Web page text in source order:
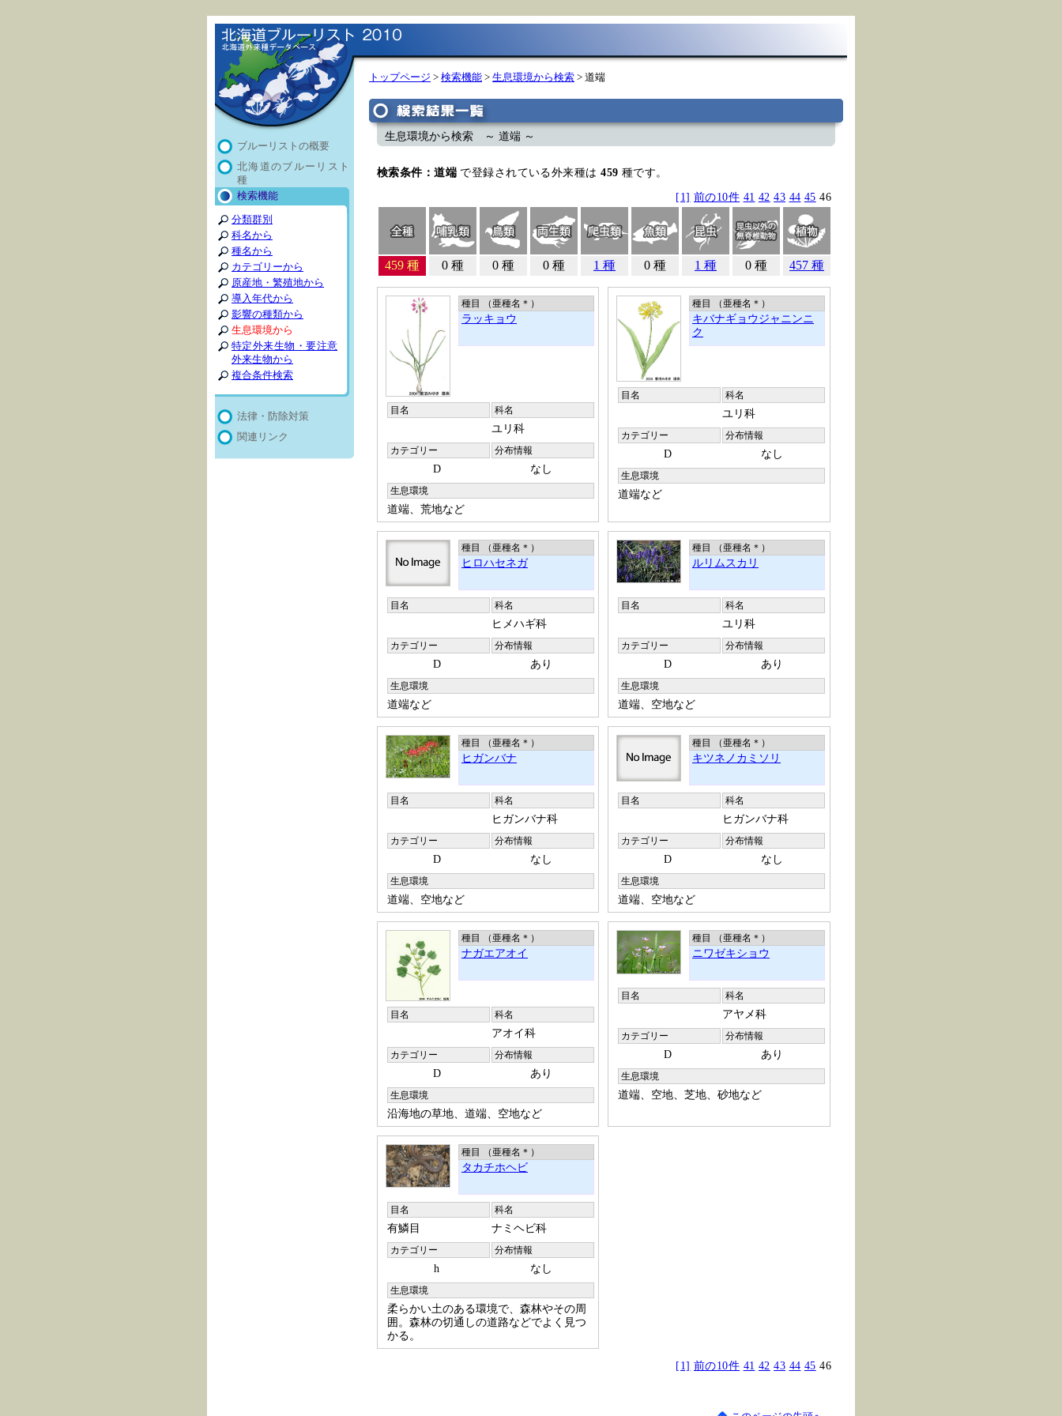
ブルーリストの概要
北海道のブルーリスト
種
検索機能
分類群別
科名から
種名から
カテゴリーから
原産地・繁殖地から
導入年代から
影響の種類から
生息環境から
特定外来生物・要注意
外来生物から
複合条件検索
法律・防除対策
関連リンク
トップページ > 検索機能 > 生息環境から検索 > 道端
生息環境から検索 ～ 道端 ～
検索条件：道端 で登録されている外来種は459 種です。
[1] 前の10件 41 42 43 44 45 46
459 種 0 種 0 種 0 種 1 種 0 種 1 種 0 種 457 種
種目 （亜種名 ＊ ）
ラッキョウ
目名 科名
ユリ科
カテゴリー
D
分布情報
なし
生息環境
道端、荒地など
種目 （亜種名 ＊ ）
キバナギョウジャニンニ
ク
目名 科名
ユリ科
カテゴリー
D
分布情報
なし
生息環境
道端など
種目 （亜種名 ＊ ）
ヒロハセネガ
目名 科名
ヒメハギ科
カテゴリー
D
分布情報
あり
生息環境
道端など
種目 （亜種名 ＊ ）
ルリムスカリ
目名 科名
ユリ科
カテゴリー
D
分布情報
あり
生息環境
道端、空地など
種目 （亜種名 ＊ ）
ヒガンバナ
目名 科名
ヒガンバナ科
カテゴリー
D
分布情報
なし
生息環境
道端、空地など
種目 （亜種名 ＊ ）
キツネノカミソリ
目名 科名
ヒガンバナ科
カテゴリー
D
分布情報
なし
生息環境
道端、空地など
種目 （亜種名 ＊ ）
ナガエアオイ
目名 科名
アオイ科
カテゴリー
D
分布情報
あり
生息環境
沿海地の草地、道端、空地など
種目 （亜種名 ＊ ）
ニワゼキショウ
目名 科名
アヤメ科
カテゴリー
D
分布情報
あり
生息環境
道端、空地、芝地、砂地など
種目 （亜種名 ＊ ）
タカチホヘビ
目名
有鱗目
科名
ナミヘビ科
カテゴリー
h
分布情報
なし
生息環境
柔らかい土のある環境で、森林やその周
囲。森林の切通しの道路などでよく見つ
かる。
[1] 前の10件 41 42 43 44 45 46